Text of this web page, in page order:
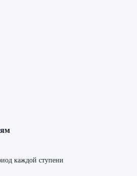
каждой ступени